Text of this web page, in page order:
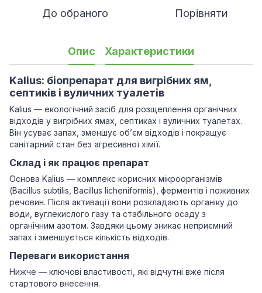
До обраного Порівняти
Опис Характеристики
Kalius: біопрепарат для вигрібних ям,
септиків і вуличних туалетів
Kalius — екологічний засіб для розщеплення органічних
відходів у вигрібних ямах, септиках і вуличних туалетах.
Він усуває запах, зменшує об’єм відходів і покращує
санітарний стан без агресивної хімії.
Склад і як працює препарат
Основа Kalius — комплекс корисних мікроорганізмів
(Bacillus subtilis, Bacillus licheniformis), ферментів і поживних
речовин. Після активації вони розкладають органіку до
води, вуглекислого газу та стабільного осаду з
органічним азотом. Завдяки цьому зникає неприємний
запах і зменшується кількість відходів.
Переваги використання
Нижче — ключові властивості, які відчутні вже після
стартового внесення.